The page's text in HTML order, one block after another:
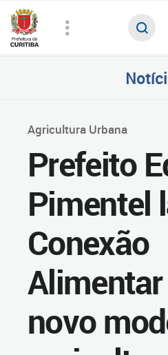
Agricultura Urbana
Prefeito
Pimentel
Conexão
novo